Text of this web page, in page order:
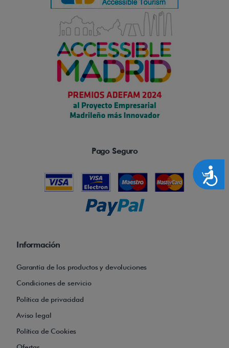
Accesibilidad
Pago Seguro
Información
Garantía de los productos y devoluciones
Condiciones de servicio
Política de privacidad
Aviso legal
Política de Cookies